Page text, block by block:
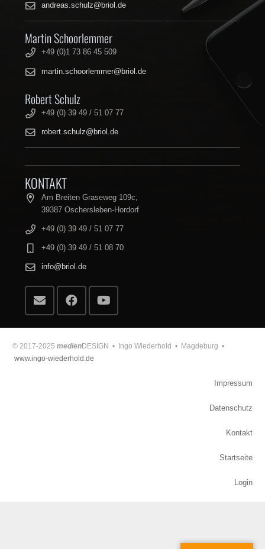
andreas.schulz@briol.de
Martin Schoorlemmer
+49 (0)1 73 86 45 509
martin.schoorlemmer@briol.de
Robert Schulz
+49 (0) 39 49 / 51 07 77
robert.schulz@briol.de
KONTAKT
Am Breiten Graseweg 109c,
39387 Oschersleben-Hordorf
+49 (0) 39 49 / 51 07 77
+49 (0) 39 49 / 51 08 70
info@briol.de
© 2017-2025 medienDESIGN • Ingo Wiederhold • Magdeburg •
www.ingo-wiederhold.de
Impressum
Datenschutz
Kontakt
Startseite
Login